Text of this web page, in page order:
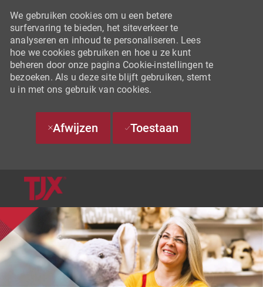
We gebruiken cookies om u een betere
surfervaring te bieden, het siteverkeer te
analyseren en inhoud te personaliseren. Lees
hoe we cookies gebruiken en hoe u ze kunt
beheren door onze pagina Cookie-instellingen te
bezoeken. Als u deze site blijft gebruiken, stemt
u in met ons gebruik van cookies.
Afwijzen Toestaan